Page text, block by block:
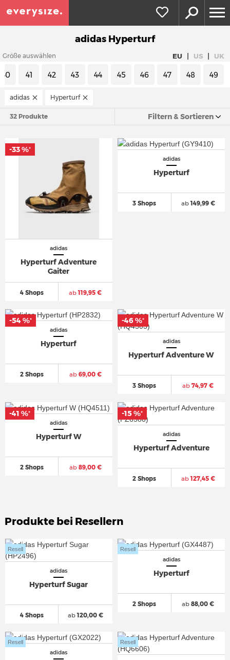
adidas Hyperturf
Größe auswählen EU | US | UK
40 41 42 43 44 45 46 47 48 49
adidas Hyperturf
32 Produkte Filtern & Sortieren
adidas
Hyperturf Adventure
Gaiter
4 Shops ab119,95 €
-33 %*
adidas
Hyperturf
3 Shops ab149,99 €
adidas
Hyperturf
2 Shops ab69,00 €
-54 %*
adidas
Hyperturf Adventure W
3 Shops ab 74,97 €
-46 %*
adidas
Hyperturf W
2 Shops ab89,00 €
-41 %*
adidas
Hyperturf Adventure
2 Shops ab127,45 €
-15 %*
Produkte bei Resellern
adidas
Hyperturf Sugar
4 Shops
Resell
ab120,00 €
adidas
Hyperturf
2 Shops
Resell
ab 88,00 €
adidas
Resell Resell